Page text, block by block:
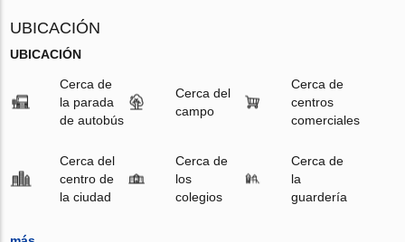
UBICACIÓN
UBICACIÓN
Cerca de
la parada
de autobús
Cerca del
campo
Cerca de
centros
comerciales
Cerca del
centro de
la ciudad
Cerca de
los
colegios
Cerca de
la
guardería